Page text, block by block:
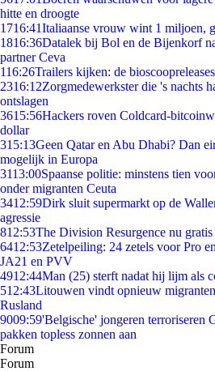
hitte en droogte
1716:41Italiaanse vrouw wint 1 miljoen,
1816:36Datalek bij Bol en de Bijenkorf
partner Ceva
116:26Trailers kijken: de
2316:12Zorgmedewerkster die 's nachts
ontslagen
3615:56Hackers roven Coldcard-
dollar
315:13Geen Qatar en Abu Dhabi? Dan
mogelijk in Europa
3113:00Spaanse politie: minstens tien
onder migranten Ceuta
3412:59Dirk sluit supermarkt op de
agressie
812:53The Division Resurgence nu
6412:53Zetelpeiling: 24 zetels voor Pro
JA21 en PVV
4912:44Man (25) sterft nadat hij lijm als
512:43Litouwen vindt opnieuw
Rusland
9009:59'Belgische' jongeren terroriseren
pakken topless zonnen aan
Forum
Forum